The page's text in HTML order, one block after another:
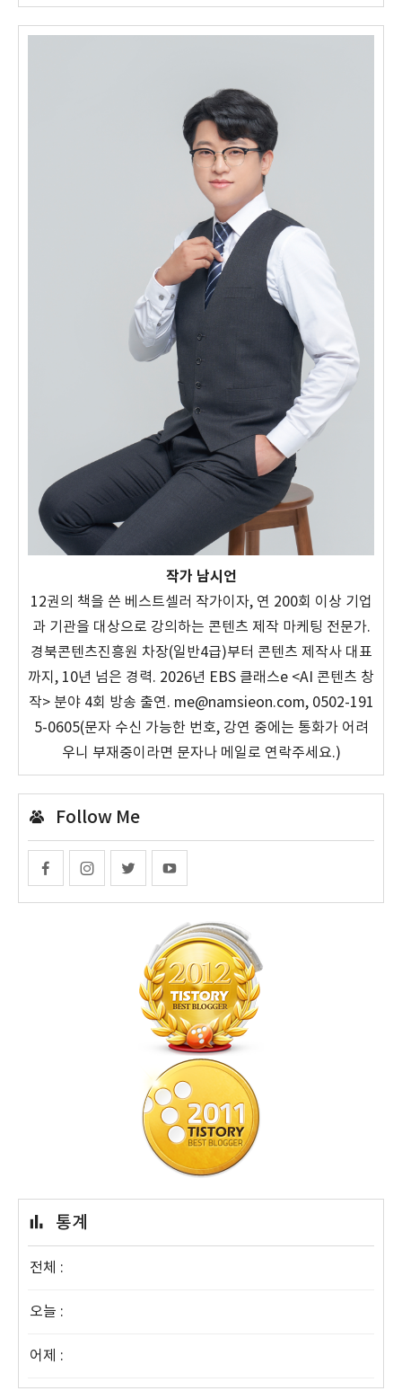
작가 남시언
12권의 책을 쓴 베스트셀러 작가이자, 연 200회 이상 기업
과 기관을 대상으로 강의하는 콘텐츠 제작 마케팅 전문가.
경북콘텐츠진흥원 차장(일반4급)부터 콘텐츠 제작사 대표
까지, 10년 넘은 경력. 2026년 EBS 클래스e <AI 콘텐츠 창
작> 분야 4회 방송 출연. me@namsieon.com, 0502-191
5-0605(문자 수신 가능한 번호, 강연 중에는 통화가 어려
우니 부재중이라면 문자나 메일로 연락주세요.)
Follow Me
통계
전체 :
오늘 :
어제 :